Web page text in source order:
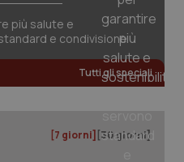
più salute e
e condivisione
Tutti gli speciali
[7 giorni] [30 giorni]